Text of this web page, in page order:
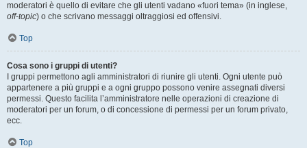
moderatori è quello di evitare che gli utenti vadano «fuori tema» (in inglese,
off-topic) o che scrivano messaggi oltraggiosi ed offensivi.
Top
Cosa sono i gruppi di utenti?
I gruppi permettono agli amministratori di riunire gli utenti. Ogni utente può
appartenere a più gruppi e a ogni gruppo possono venire assegnati diversi
permessi. Questo facilita l’amministratore nelle operazioni di creazione di
moderatori per un forum, o di concessione di permessi per un forum privato,
ecc.
Top